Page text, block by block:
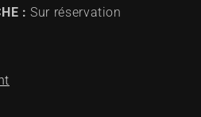
: Sur réservation